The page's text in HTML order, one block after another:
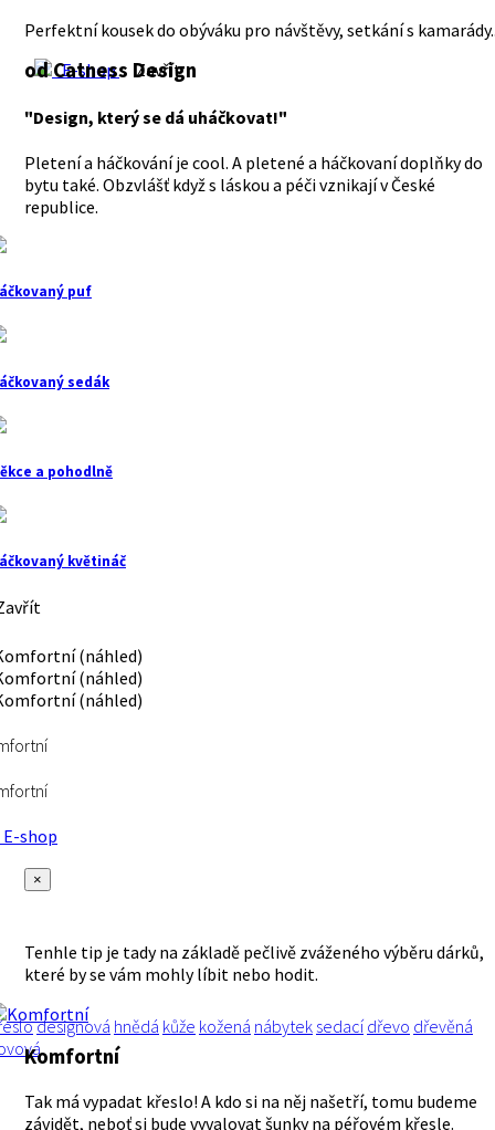
Perfektní kousek do obýváku pro návštěvy, setkání s
E-shop
Zavřít
od Catness Design
"Design, který se dá uháčkovat!"
Pletení a háčkování je cool. A pletené a háčkovaní doplňky do
bytu také. Obzvlášť když s láskou a péči vznikají v České
republice.
puf
sedák
a pohodlně
květináč
shop
×
Tenhle tip je tady na základě pečlivě zváženého výběru dárků,
které by se vám mohly líbit nebo hodit.
designová hnědá kůže kožená nábytek sedací dřevo dřevěná
Komfortní
Tak má vypadat křeslo! A kdo si na něj našetří, tomu budeme
závidět, neboť si bude vyvalovat šunky na péřovém křesle.